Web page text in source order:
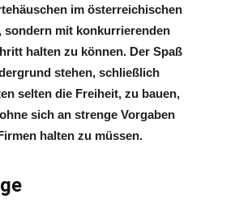
im österreichischen
sondern mit konkurrierenden
halten zu können. Der Spaß
stehen, schließlich
selten die Freiheit, zu bauen,
sich an strenge Vorgaben
halten zu müssen.